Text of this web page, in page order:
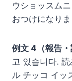
ウショッスム
おつけになり
例文 4（報告・
고 있습니다.
ル チッコ イッ